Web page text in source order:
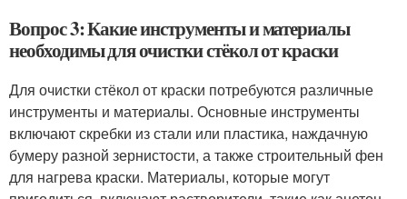
Вопрос 3: Какие инструменты и материалы
необходимы для очистки стёкол от краски
Для очистки стёкол от краски потребуются различные
инструменты и материалы. Основные инструменты
включают скребки из стали или пластика, наждачную
бумеру разной зернистости, а также строительный фен
для нагрева краски. Материалы, которые могут